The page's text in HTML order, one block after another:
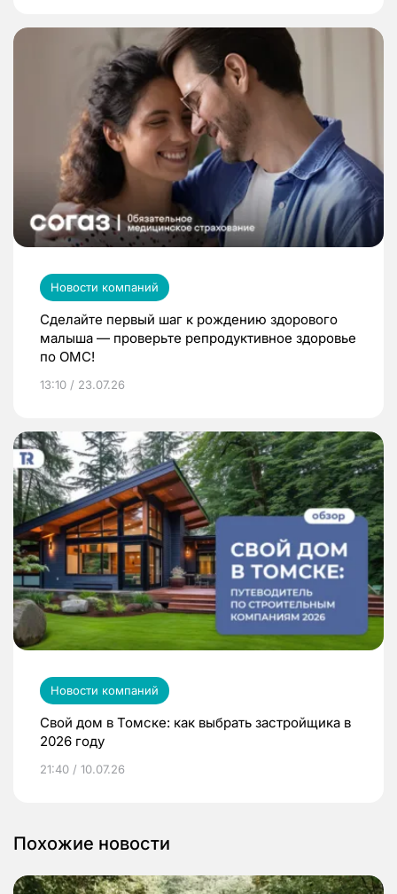
Новости компаний
Сделайте первый шаг к рождению здорового
малыша — проверьте репродуктивное здоровье
по ОМС!
13:10 / 23.07.26
Новости компаний
Свой дом в Томске: как выбрать застройщика в
2026 году
21:40 / 10.07.26
Похожие новости